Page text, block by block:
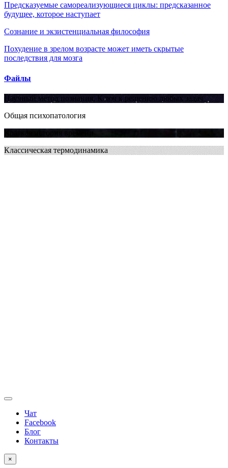
Предсказуемые самореализующиеся циклы: предсказанное
будущее, которое наступает
Сознание и экзистенциальная философия
Похудение в зрелом возрасте может иметь скрытые
последствия для мозга
Файлы
Научный метод познания. Ключ к решению любых задач
Общая психопатология
Краткая история времени
Классическая термодинамика
Чат
Facebook
Блог
Контакты
×